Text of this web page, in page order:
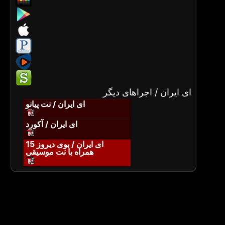
ای ایران / اجراهای دیگر
ای ایران / نت پیانو
ای ایران / آکورد
ای ایران / بوی دیروز 15
همراه با نت موسیقی